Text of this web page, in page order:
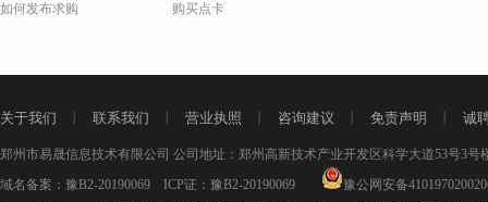
如何发布求购
购买点卡
关于我们 联系我们 营业执照 咨询建议 免责声明 诚
郑州市易晟信息技术有限公司 公司地址：郑州高新技术产业开发区科学大道53号3号
域名备案： 豫B2-20190069 ICP证： 豫B2-20190069
豫公网安备